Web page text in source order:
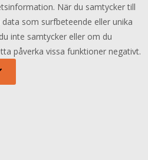
När du samtycker till
som surfbeteende eller unika
inte samtycker eller om du
påverka vissa funktioner negativt.